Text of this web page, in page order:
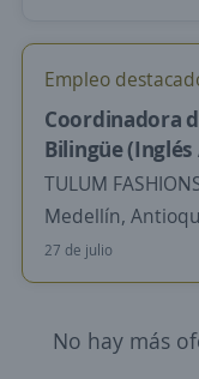
Empleo
Coordinadora
Bilingüe (Inglés
TULUM
Medellín,
27 de julio
No hay más